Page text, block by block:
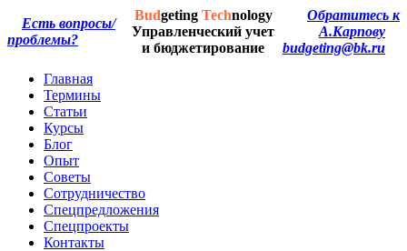
Есть вопросы/
проблемы?
Budgeting Technology
Управленческий учет
и бюджетирование
Обратитесь к
А.Карпову
budgeting@bk.ru
Главная
Термины
Статьи
Курсы
Блог
Опыт
Советы
Сотрудничество
Спецпредложения
Спецпроекты
Контакты